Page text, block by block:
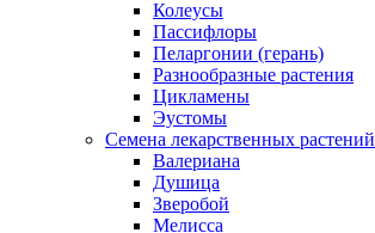
Колеусы
Пассифлоры
Пеларгонии (герань)
Разнообразные растения
Цикламены
Эустомы
Семена лекарственных растений
Валериана
Душица
Зверобой
Мелисса